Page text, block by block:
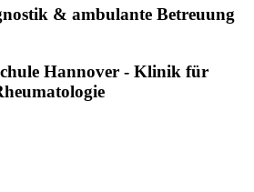
& ambulante Betreuung
Hannover - Klinik für